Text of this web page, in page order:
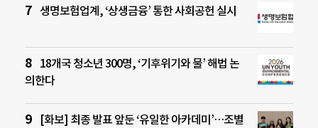
생명보험업계, ‘상생금융’ 통한 사회공헌 실시
18개국 청소년 300명, ‘기후위기와 물’ 해법 논
의한다
[화보] 최종 발표 앞둔 ‘유일한 아카데미’…조별